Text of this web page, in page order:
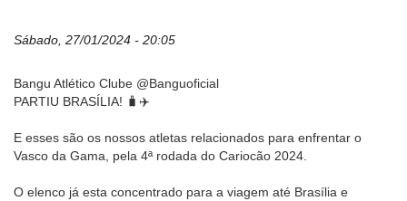
Sábado, 27/01/2024 - 20:05
Bangu Atlético Clube @Banguoficial
PARTIU BRASÍLIA! 🧳✈️
E esses são os nossos atletas relacionados para enfrentar o
Vasco da Gama, pela 4ª rodada do Cariocão 2024.
O elenco já esta concentrado para a viagem até Brasília e